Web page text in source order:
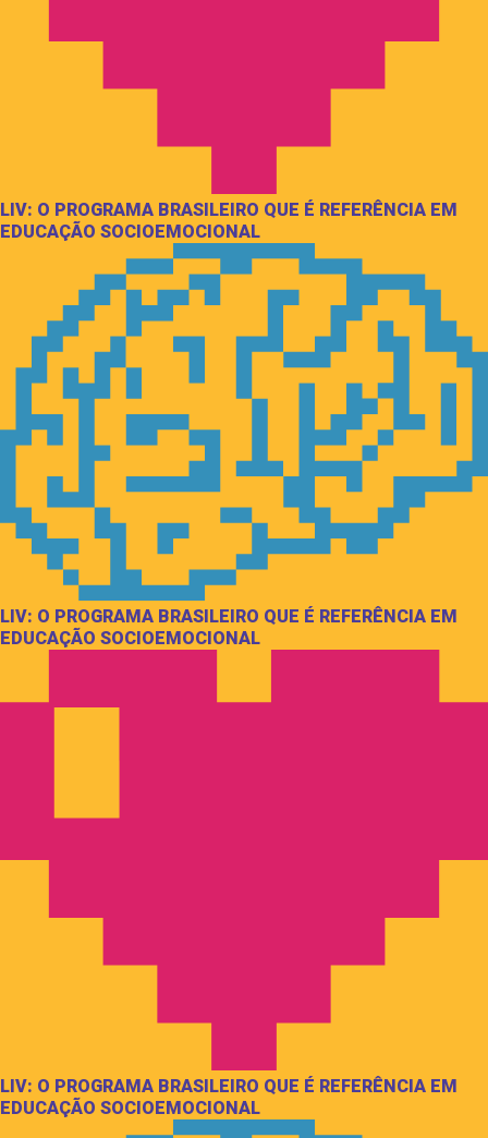
LIV: O PROGRAMA BRASILEIRO QUE É REFERÊNCIA EM
EDUCAÇÃO SOCIOEMOCIONAL
LIV: O PROGRAMA BRASILEIRO QUE É REFERÊNCIA EM
EDUCAÇÃO SOCIOEMOCIONAL
LIV: O PROGRAMA BRASILEIRO QUE É REFERÊNCIA EM
EDUCAÇÃO SOCIOEMOCIONAL